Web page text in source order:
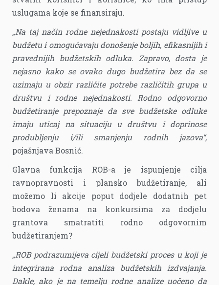
uslugama koje se finansiraju.
„Na taj način rodne nejednakosti postaju vidljive u
budžetu i omogućavaju donošenje boljih, efikasnijih i
pravednijih budžetskih odluka. Zapravo, dosta je
nejasno kako se ovako dugo budžetira bez da se
uzimaju u obzir različite potrebe različitih grupa u
društvu i rodne nejednakosti. Rodno odgovorno
budžetiranje prepoznaje da sve budžetske odluke
imaju uticaj na situaciju u društvu i doprinose
produbljenju i/ili smanjenju rodnih jazova“,
pojašnjava Bosnić.
Glavna funkcija ROB-a je ispunjenje cilja
ravnopravnosti i plansko budžetiranje, ali
možemo li akcije poput dodjele dodatnih pet
bodova ženama na konkursima za dodjelu
grantova smatratiti rodno odgovornim
budžetiranjem?
„ROB podrazumijeva cijeli budžetski proces u koji je
integrirana rodna analiza budžetskih izdvajanja.
Dakle, ako je na temelju rodne analize uočeno da